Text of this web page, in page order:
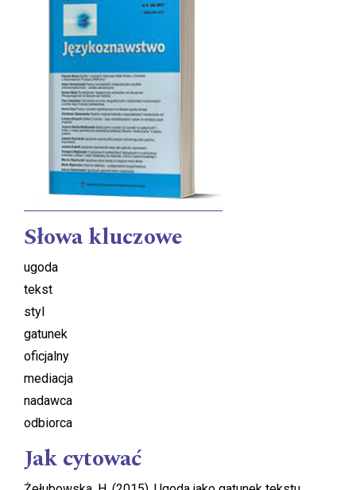
Słowa kluczowe
ugoda
tekst
styl
gatunek
oficjalny
mediacja
nadawca
odbiorca
Jak cytować